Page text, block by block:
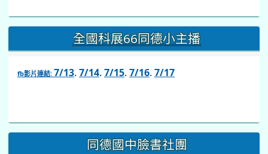
全國科展66同德小主播
fb影片連結: 7/13. 7/14. 7/15. 7/16. 7/17
https://www.facebook.com/share/v/1BsLSkstia/
同德國中臉書社團